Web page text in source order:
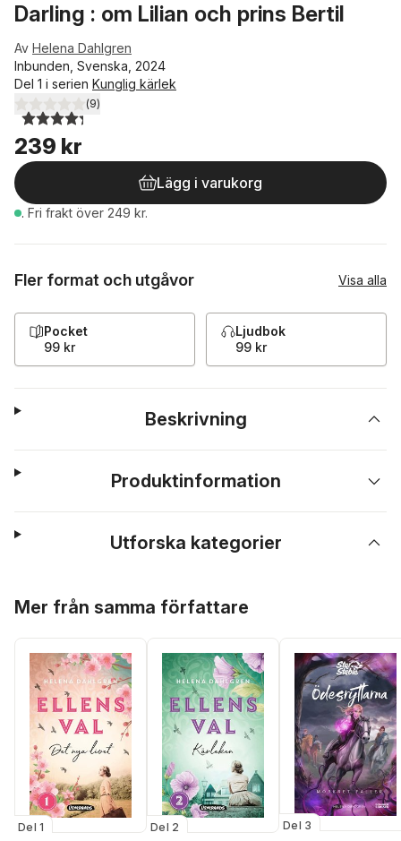
Darling : om Lilian och prins Bertil
Av Helena Dahlgren
Inbunden, Svenska, 2024
Del 1 i serien Kunglig kärlek
4,3utav 5 stjärnor. Totalt antal röster:
(9)
239 kr
Lägg i varukorg
. Fri frakt över 249 kr.
Fler format och utgåvor Visa alla
Pocket
99 kr
Ljudbok
99 kr
Beskrivning
Produktinformation
Utforska kategorier
Mer från samma författare
Del 1 Del 2 Del 3